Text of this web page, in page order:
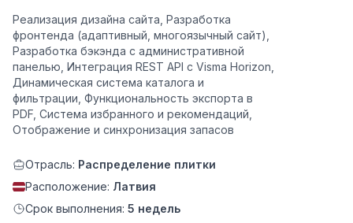
Реализация дизайна сайта, Разработка
фронтенда (адаптивный, многоязычный сайт),
Разработка бэкэнда с административной
панелью, Интеграция REST API с Visma Horizon,
Динамическая система каталога и
фильтрации, Функциональность экспорта в
PDF, Система избранного и рекомендаций,
Отображение и синхронизация запасов
Отрасль: Распределение плитки
Расположение: Латвия
Срок выполнения: 5 недель